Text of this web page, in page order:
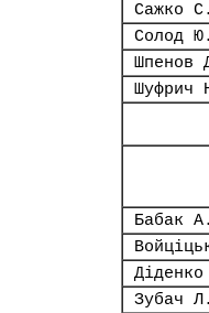
Сажко
Солод
Шпенов
Шуфрич
Бабак
Зубач